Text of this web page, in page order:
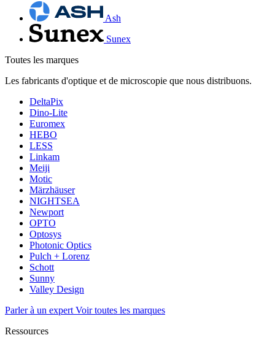
Ash
Sunex
Toutes les marques
Les fabricants d'optique et de microscopie que nous distribuons.
DeltaPix
Dino-Lite
Euromex
HEBO
LESS
Linkam
Meiji
Motic
Märzhäuser
NIGHTSEA
Newport
OPTO
Optosys
Photonic Optics
Pulch + Lorenz
Schott
Sunny
Valley Design
Parler à un expert Voir toutes les marques
Ressources